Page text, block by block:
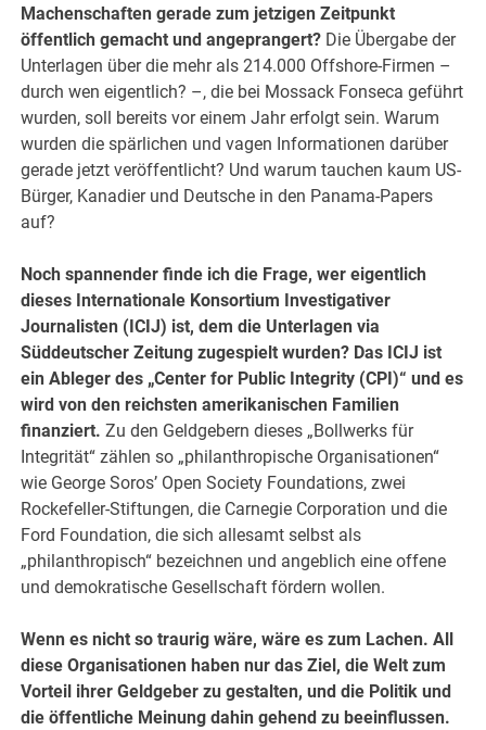
Machenschaften gerade zum jetzigen Zeitpunkt
öffentlich gemacht und angeprangert? Die Übergabe der
Unterlagen über die mehr als 214.000 Offshore-Firmen –
durch wen eigentlich? –, die bei Mossack Fonseca geführt
wurden, soll bereits vor einem Jahr erfolgt sein. Warum
wurden die spärlichen und vagen Informationen darüber
gerade jetzt veröffentlicht? Und warum tauchen kaum US-
Bürger, Kanadier und Deutsche in den Panama-Papers
auf?
Noch spannender finde ich die Frage, wer eigentlich
dieses Internationale Konsortium Investigativer
Journalisten (ICIJ) ist, dem die Unterlagen via
Süddeutscher Zeitung zugespielt wurden? Das ICIJ ist
ein Ableger des „Center for Public Integrity (CPI)“ und es
wird von den reichsten amerikanischen Familien
finanziert. Zu den Geldgebern dieses „Bollwerks für
Integrität“ zählen so „philanthropische Organisationen“
wie George Soros’ Open Society Foundations, zwei
Rockefeller-Stiftungen, die Carnegie Corporation und die
Ford Foundation, die sich allesamt selbst als
„philanthropisch“ bezeichnen und angeblich eine offene
und demokratische Gesellschaft fördern wollen.
Wenn es nicht so traurig wäre, wäre es zum Lachen. All
diese Organisationen haben nur das Ziel, die Welt zum
Vorteil ihrer Geldgeber zu gestalten, und die Politik und
die öffentliche Meinung dahin gehend zu beeinflussen.